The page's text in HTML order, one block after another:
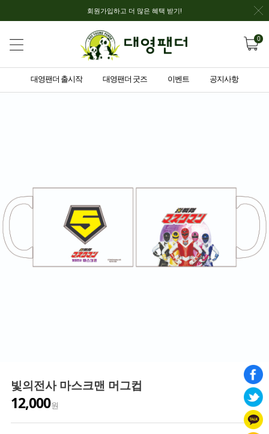
회원가입하고 더 많은 혜택 받기!
0
대영팬더 출시작 대영팬더 굿즈 이벤트 공지사항
빛의전사 마스크맨 머그컵
12,000원